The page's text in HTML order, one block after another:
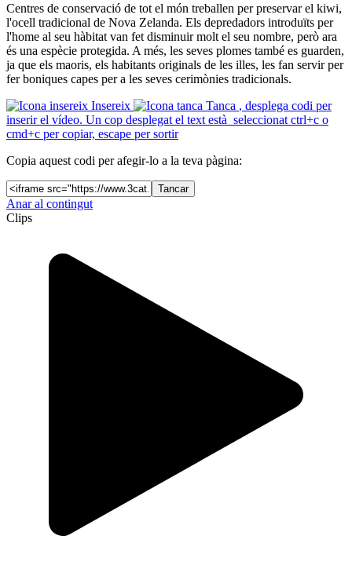
Centres de conservació de tot el món treballen per preservar el kiwi,
l'ocell tradicional de Nova Zelanda. Els depredadors introduïts per
l'home al seu hàbitat van fet disminuir molt el seu nombre, però ara
és una espècie protegida. A més, les seves plomes també es guarden,
ja que els maoris, els habitants originals de les illes, les fan servir per
fer boniques capes per a les seves cerimònies tradicionals.
Insereix
Tanca , desplega codi per
inserir el vídeo. Un cop desplegat el text està seleccionat ctrl+c o
cmd+c per copiar, escape per sortir
Copia aquest codi per afegir-lo a la teva pàgina:
Tancar
Anar al contingut
Clips